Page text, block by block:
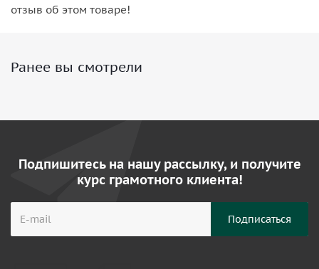
отзыв об этом товаре!
Ранее вы смотрели
Подпишитесь на нашу рассылку, и получите
курс грамотного клиента!